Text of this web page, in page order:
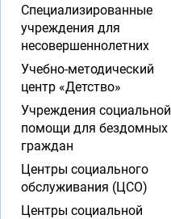
Специализированные
учреждения для
несовершеннолетних
Учебно-методический
центр «Детство»
Учреждения социальной
помощи для бездомных
граждан
Центры социального
обслуживания (ЦСО)
Центры социальной